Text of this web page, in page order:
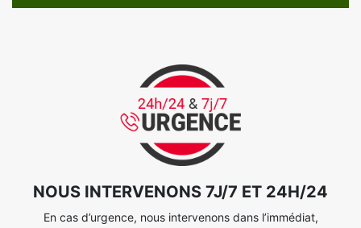
NOUS INTERVENONS 7J/7 ET 24H/24
En cas d’urgence, nous intervenons dans l’immédiat,